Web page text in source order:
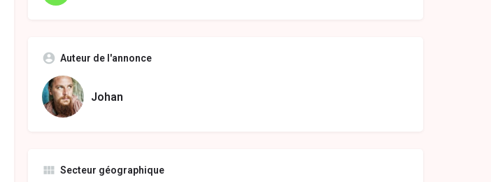
Auteur de l'annonce
Johan
Secteur géographique